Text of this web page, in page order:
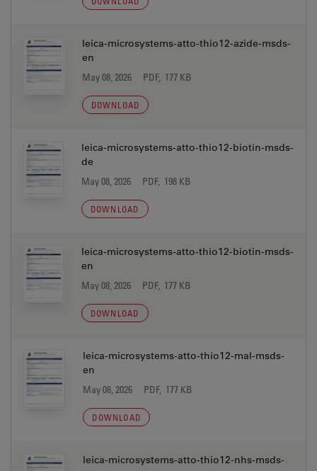
leica-microsystems-atto-thio12-azide-msds-
en
May 08, 2026 PDF, 177 KB
DOWNLOAD
leica-microsystems-atto-thio12-biotin-msds-
de
May 08, 2026 PDF, 198 KB
DOWNLOAD
leica-microsystems-atto-thio12-biotin-msds-
en
May 08, 2026 PDF, 177 KB
DOWNLOAD
leica-microsystems-atto-thio12-mal-msds-
en
May 08, 2026 PDF, 177 KB
DOWNLOAD
leica-microsystems-atto-thio12-nhs-msds-